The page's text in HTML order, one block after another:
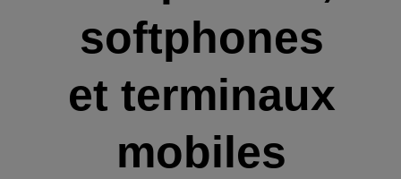
softphones
et terminaux
mobiles